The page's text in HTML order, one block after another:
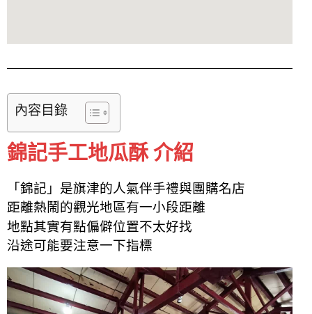
內容目錄
錦記手工地瓜酥 介紹
「錦記」是旗津的人氣伴手禮與團購名店
距離熱鬧的觀光地區有一小段距離
地點其實有點偏僻位置不太好找
沿途可能要注意一下指標